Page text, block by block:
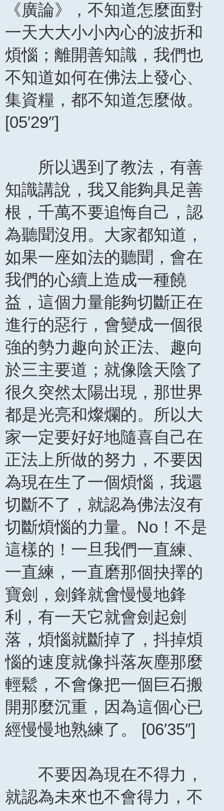
《廣論》，不知道怎麼面對
一天大大小小內心的波折和
煩惱；離開善知識，我們也
不知道如何在佛法上發心、
集資糧，都不知道怎麼做。
[05′29″]
所以遇到了教法，有善
知識講說，我又能夠具足善
根，千萬不要追悔自己，認
為聽聞沒用。大家都知道，
如果一座如法的聽聞，會在
我們的心續上造成一種饒
益，這個力量能夠切斷正在
進行的惡行，會變成一個很
強的勢力趣向於正法、趣向
於三主要道；就像陰天陰了
很久突然太陽出現，那世界
都是光亮和燦爛的。所以大
家一定要好好地隨喜自己在
正法上所做的努力，不要因
為現在生了一個煩惱，我還
切斷不了，就認為佛法沒有
切斷煩惱的力量。No！不是
這樣的！一旦我們一直練、
一直練，一直磨那個抉擇的
寶劍，劍鋒就會慢慢地鋒
利，有一天它就會劍起劍
落，煩惱就斷掉了，抖掉煩
惱的速度就像抖落灰塵那麼
輕鬆，不會像把一個巨石搬
開那麼沉重，因為這個心已
經慢慢地熟練了。 [06′35″]
不要因為現在不得力，
就認為未來也不會得力，不